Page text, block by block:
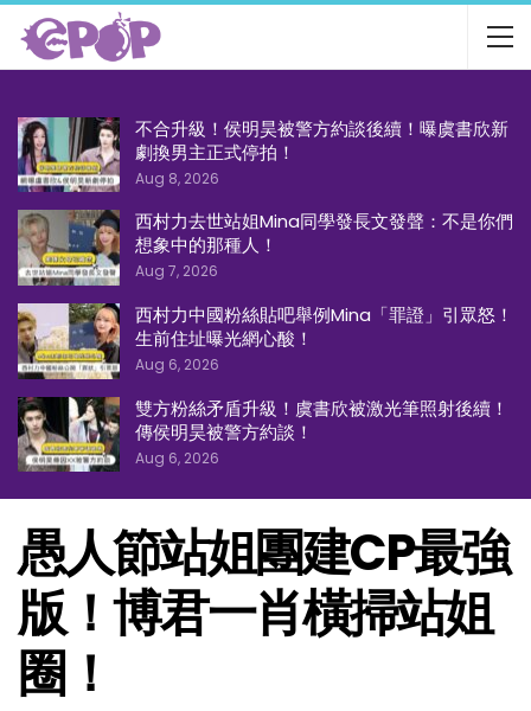
不合升級！侯明昊被警方約談後續！曝虞書欣新
劇換男主正式停拍！
Aug 8, 2026
西村力去世站姐Mina同學發長文發聲：不是你們
想象中的那種人！
Aug 7, 2026
西村力中國粉絲貼吧舉例Mina「罪證」引眾怒！
生前住址曝光網心酸！
Aug 6, 2026
雙方粉絲矛盾升級！虞書欣被激光筆照射後續！
傳侯明昊被警方約談！
Aug 6, 2026
愚人節站姐團建CP最強
版！博君一肖橫掃站姐
圈！